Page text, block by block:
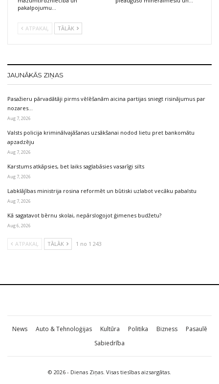
pakalpojumu…
ATPAKAĻ TĀLĀK
JAUNĀKĀS ZIŅAS
Pasažieru pārvadātāji pirms vēlēšanām aicina partijas sniegt risinājumus par
nozares…
Aug 7, 2026
Valsts policija kriminālvajāšanas uzsākšanai nodod lietu pret bankomātu
apzadzēju
Aug 7, 2026
Karstums atkāpsies, bet laiks saglabāsies vasarīgi silts
Aug 7, 2026
Labklājības ministrija rosina reformēt un būtiski uzlabot vecāku pabalstu
Aug 7, 2026
Kā sagatavot bērnu skolai, nepārslogojot ģimenes budžetu?
Aug 6, 2026
ATPAKAĻ TĀLĀK 1 no 1 243
News Auto & Tehnoloģijas Kultūra Politika Bizness
Pasaulē
Sabiedrība
© 2026 - Dienas Ziņas. Visas tiesības aizsargātas.